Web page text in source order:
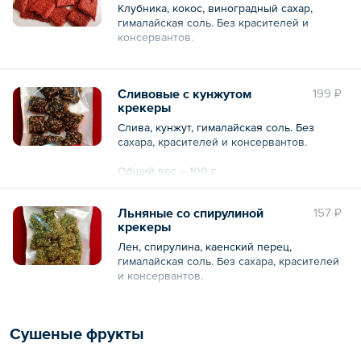
Клубника, кокос, виноградный сахар,
гималайская соль. Без красителей и
консервантов.
Общий вес – 100 г
199 ₽
Сливовые с кунжутом
крекеры
Слива, кунжут, гималайская соль. Без
сахара, красителей и консервантов.
Общий вес – 100 г
157 ₽
Льняные со спирулиной
крекеры
Лен, спирулина, каенский перец,
гималайская соль. Без сахара, красителей
и консервантов.
Сушеные фрукты